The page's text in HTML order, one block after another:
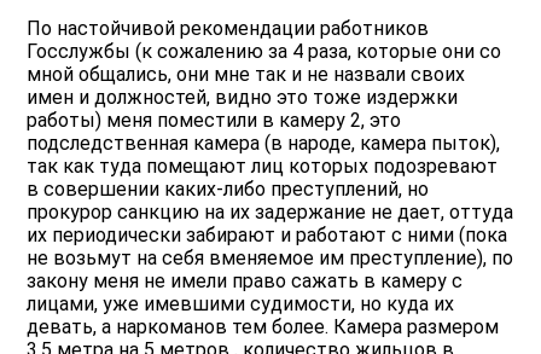
По настойчивой рекомендации работников
Госслужбы (к сожалению за 4 раза, которые они со
мной общались, они мне так и не назвали своих
имен и должностей, видно это тоже издержки
работы) меня поместили в камеру 2, это
подследственная камера (в народе, камера пыток),
так как туда помещают лиц которых подозревают
в совершении каких-либо преступлений, но
прокурор санкцию на их задержание не дает, оттуда
их периодически забирают и работают с ними (пока
не возьмут на себя вменяемое им преступление), по
закону меня не имели право сажать в камеру с
лицами, уже имевшими судимости, но куда их
девать, а наркоманов тем более. Камера размером